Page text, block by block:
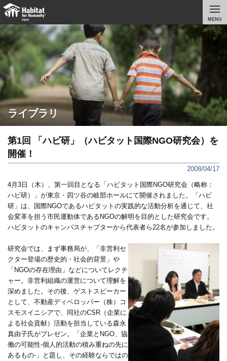
MENU
ライブラリ
第1回 「ハビ研」（ハビタット国際NGO研究会）を
開催！
2008/04/17
4月3日（木）、第一回目となる「ハビタット国際NGO研究会（略称：
ハビ研）」が東京・四ツ谷の岐部ホールにて開催されました。「ハビ
研」は、国際NGOであるハビタットの実践的な活動分析を通じて、社
会変革を担う市民運動体であるNGOの解明を目的とした研究会です。
ハビタットのキャンパスチャプターから代表者ら22名が参加しました。
研究会では、まず事務局が、「非営利セ
クター登場の歴史的・社会的背景」や
「NGOの存在理由」などについてレクチ
ャー。非営利組織の運営について理解を
深めました。その後、ゲストスピーカー
として、不動産ディベロッパー（株）コ
スモスイニシアで、同社のCSR（企業に
よる社会貢献）活動を担当している森永
真由子氏がプレゼン。「企業とNGO、協
働の可能性-個人的活動の積み重ねの先に
あるもの-」と題し、その経験ならではの